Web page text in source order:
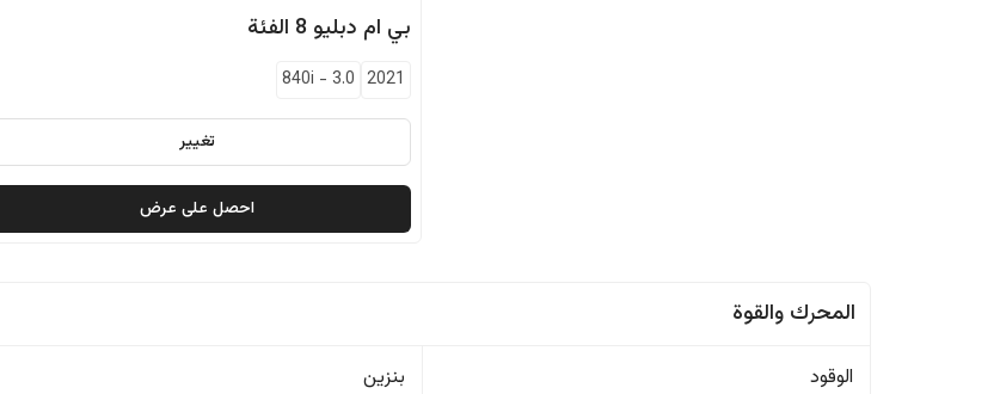
بي ام دبليو 8 الفئة
2021
840i - 3.0
تغيير
احصل على عرض
المحرك والقوة
الوقود بنزين